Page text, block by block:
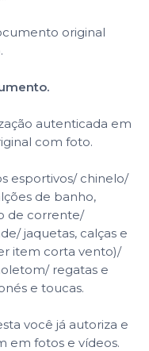
original
autenticada em
com foto.
esportivos/ chinelo/
de banho,
de corrente/
jaquetas, calças e
item corta vento)/
regatas e
e toucas.
você já autoriza e
em fotos e vídeos.